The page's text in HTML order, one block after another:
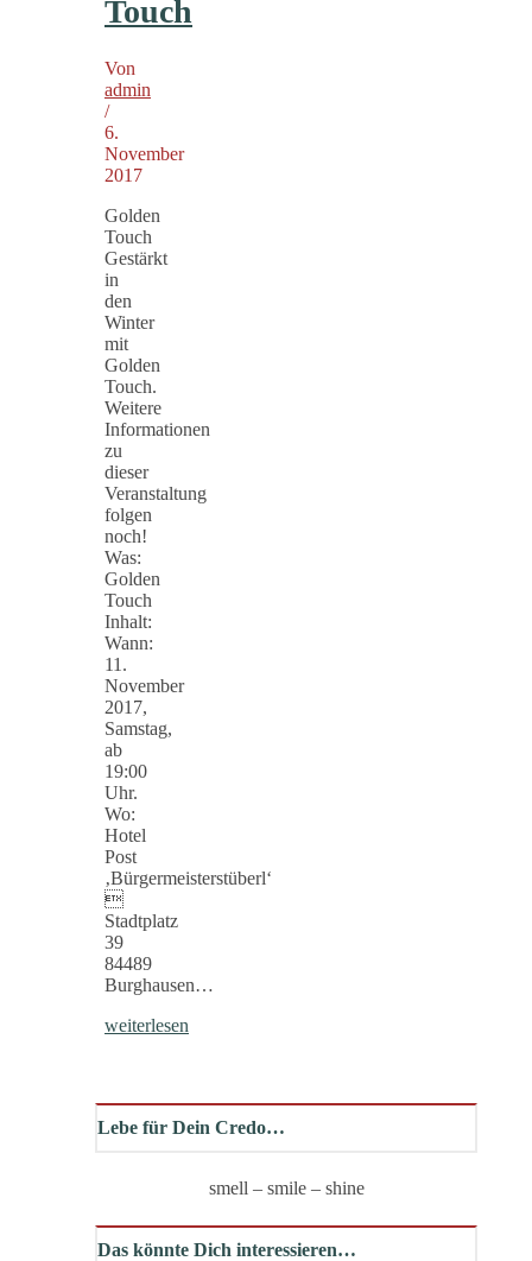
Touch
Von
admin
/
6.
November
2017
Golden
Touch
Gestärkt
in
den
Winter
mit
Golden
Touch.
Weitere
Informationen
zu
dieser
Veranstaltung
folgen
noch!
Was:
Golden
Touch
Inhalt:
Wann:
11.
November
2017,
Samstag,
ab
19:00
Uhr.
Wo:
Hotel
Post
‚Bürgermeisterstüberl‘

Stadtplatz
39
84489
Burghausen…
weiterlesen
Lebe für Dein Credo…
smell – smile – shine
Das könnte Dich interessieren…